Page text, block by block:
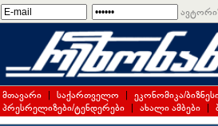
მთავარი | საქართველო | ეკონომიკა/
პრესრელიზები/ტენდერები | ახალი ამბები |